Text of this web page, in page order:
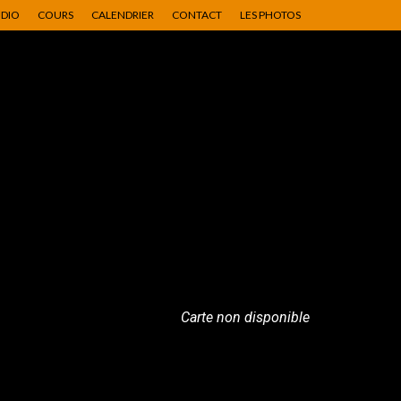
COURS CALENDRIER CONTACT LES PHOTOS
Carte non disponible